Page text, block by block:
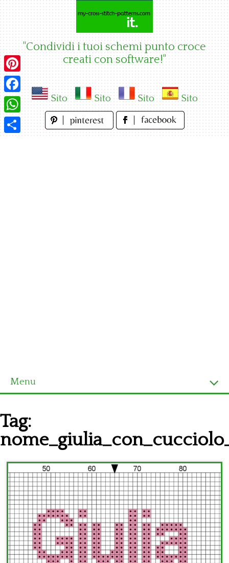
"Condividi i tuoi schemi punto croce
creati con software!"
Sito Sito Sito Sito
Menu
Ultimi schemi
Alfabeto
Bambini
Disney
Thun
Tag:
Pinterest
Facebook
WhatsApp